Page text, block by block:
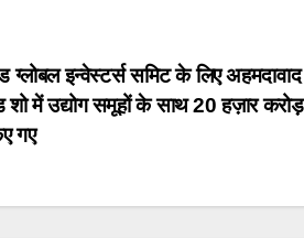
gr
a
m
e
dI
e
n
er
e
st
ग्लोबल इन्वेस्टर्स समिट के लिए
शो में उद्योग समूहों के साथ 20 हज़ार
गए